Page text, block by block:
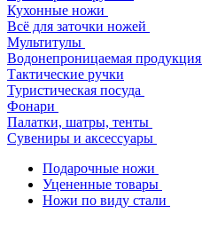
Кухонные ножи
Всё для заточки ножей
Мультитулы
Водонепроницаемая продукция
Тактические ручки
Туристическая посуда
Фонари
Палатки, шатры, тенты
Сувениры и аксессуары
Подарочные ножи
Уцененные товары
Ножи по виду стали